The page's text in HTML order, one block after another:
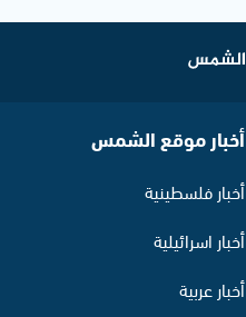
أخبار موقع الشمس
أخبار فلسطينية
أخبار اسرائيلية
أخبار عربية